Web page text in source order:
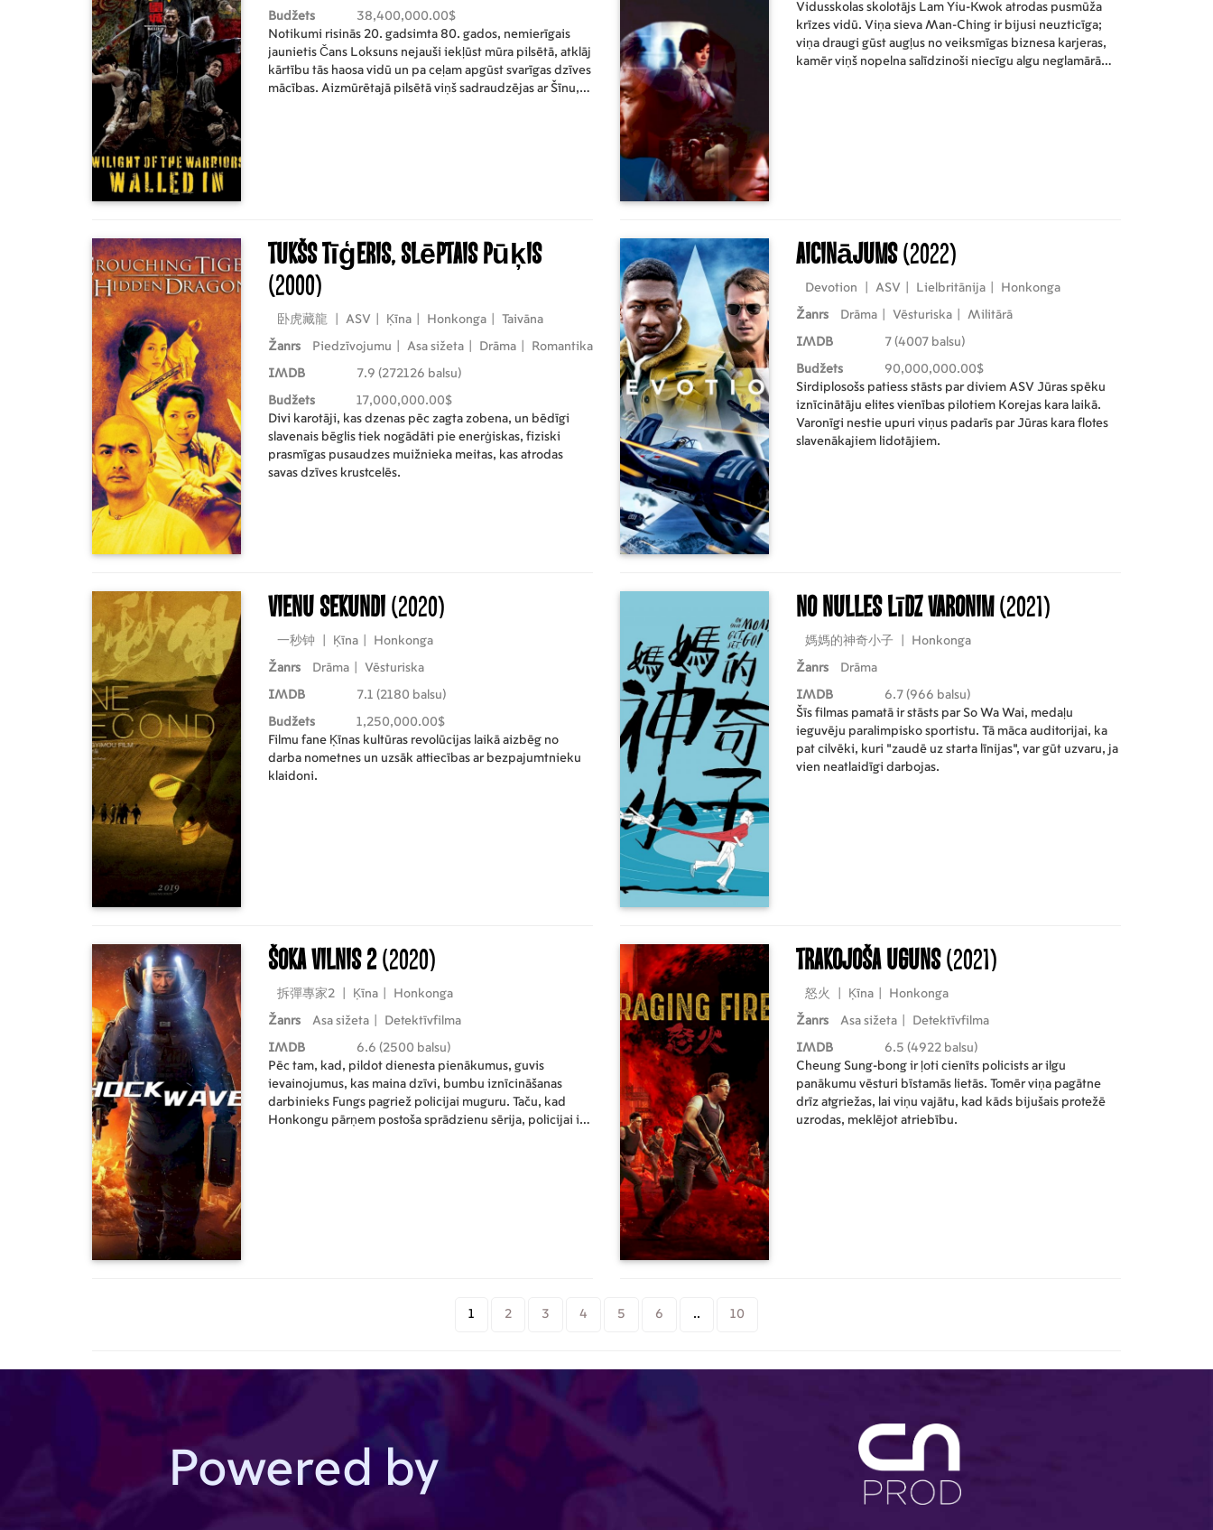
Budžets
38,400,000.00$
Notikumi risinās 20. gadsimta 80. gados, nemierīgais
jaunietis Čans Loksuns nejauši iekļūst mūra pilsētā, atklāj
kārtību tās haosa vidū un pa ceļam apgūst svarīgas dzīves
mācības. Aizmūrētajā pilsētā viņš sadraudzējas ar Šīnu,
Vidusskolas skolotājs Lam Yiu-Kwok atrodas pusmūža
krīzes vidū. Viņa sieva Man-Ching ir bijusi neuzticīga;
viņa draugi gūst augļus no veiksmīgas biznesa karjeras,
kamēr viņš nopelna salīdzinoši niecīgu algu neglamārā
Tukšs tīģeris, slēptais pūķis
(2000)
卧虎藏龍 ASV Ķīna Honkonga Taivāna
Žanrs Piedzīvojumu Asa sižeta Drāma Romantika
IMDB 7.9 (272126 balsu)
Budžets
17,000,000.00$
Divi karotāji, kas dzenas pēc zagta zobena, un bēdīgi
slavenais bēglis tiek nogādāti pie enerģiskas, fiziski
prasmīgas pusaudzes muižnieka meitas, kas atrodas
savas dzīves krustcelēs.
Aicinājums(2022)
Devotion ASV Lielbritānija Honkonga
Žanrs Drāma Vēsturiska Militārā
IMDB 7 (4007 balsu)
Budžets
90,000,000.00$
Sirdiplosošs patiess stāsts par diviem ASV Jūras spēku
iznīcinātāju elites vienības pilotiem Korejas kara laikā.
Varonīgi nestie upuri viņus padarīs par Jūras kara flotes
slavenākajiem lidotājiem.
Vienu sekundi (2020)
一秒钟 Ķīna Honkonga
Žanrs Drāma Vēsturiska
IMDB 7.1 (2180 balsu)
Budžets
1,250,000.00$
Filmu fane Ķīnas kultūras revolūcijas laikā aizbēg no
darba nometnes un uzsāk attiecības ar bezpajumtnieku
klaidoni.
No nulles līdz varonim(2021)
媽媽的神奇小子 Honkonga
Žanrs Drāma
IMDB
6.7 (966 balsu)
Šīs filmas pamatā ir stāsts par So Wa Wai, medaļu
ieguvēju paralimpisko sportistu. Tā māca auditorijai, ka
pat cilvēki, kuri “zaudē uz starta līnijas”, var gūt uzvaru, ja
vien neatlaidīgi darbojas.
Šoka vilnis 2(2020)
拆彈專家2 Ķīna Honkonga
Žanrs Asa sižeta Detektīvfilma
IMDB
6.6 (2500 balsu)
Pēc tam, kad, pildot dienesta pienākumus, guvis
ievainojumus, kas maina dzīvi, bumbu iznīcināšanas
darbinieks Fungs pagriež policijai muguru. Taču, kad
Honkongu pārņem postoša sprādzienu sērija, policijai ir
Trakojoša uguns(2021)
怒火 Ķīna Honkonga
Žanrs Asa sižeta Detektīvfilma
IMDB
6.5 (4922 balsu)
Cheung Sung-bong ir ļoti cienīts policists ar ilgu
panākumu vēsturi bīstamās lietās. Tomēr viņa pagātne
drīz atgriežas, lai viņu vajātu, kad kāds bijušais protežē
uzrodas, meklējot atriebību.
1 2 3 4 5 6 .. 10
Powered by